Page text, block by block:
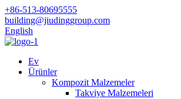
+86-513-80695555
building@jiudinggroup.com
English
Ev
Ürünler
Kompozit Malzemeler
Takviye Malzemeleri